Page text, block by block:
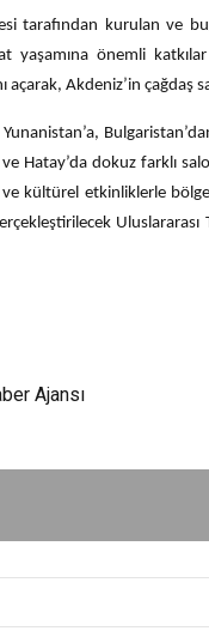
tarafından kurulan ve
yaşamına önemli
açarak, Akdeniz’in
Yunanistan’a,
Hatay’da dokuz farklı
kültürel etkinliklerle
Ajansı